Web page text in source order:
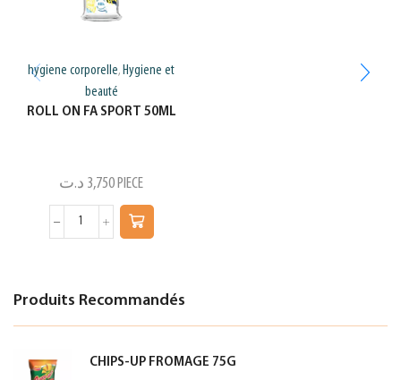
hygiene corporelle, Hygiene et
beauté
ROLL ON FA SPORT 50ML
3,750 د.ت PIECE
Produits Recommandés
CHIPS-UP FROMAGE 75G